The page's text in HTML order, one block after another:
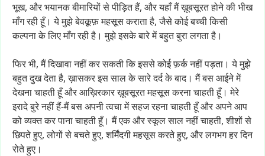
भूख, औरभयानकबीमारियोंसेपीड़ितहैं, औरयहाँमैंख़ूबसूरतहोनेकीभीख
माँगरहीहूँ। येमुझेबेवक़ूफ़महसूसकराताहै, जैसेकोईबच्चीकिसी
कल्पनाकेलिएमाँगरहीहै। मुझेइसकेबारेमेंबहुतबुरालगताहै।
फिरभी, मैंदिखावानहींकरसकतीकिइससेकोईफ़र्कनहींपड़ता। येमुझे
बहुतदुखदेताहै, ख़ासकरइससालकेसारेदर्दकेबाद। मैंबसआईनेमें
देखनाचाहतीहूँऔरआख़िरकारख़ूबसूरतमहसूसकरनाचाहतीहूँ। मेरे
इरादेबुरेनहींहैं-मैंबसअपनीत्वचामेंसहजरहनाचाहतीहूँऔरअपनेआप
कोव्यक्तकरपानाचाहतीहूँ। मैंएकऔरस्कूलसालनहींचाहती, शीशोंसे
छिपतेहुए, लोगोंसेबचतेहुए, शर्मिंदगीमहसूसकरतेहुए, औरलगभगहरदिन
रोतेहुए।